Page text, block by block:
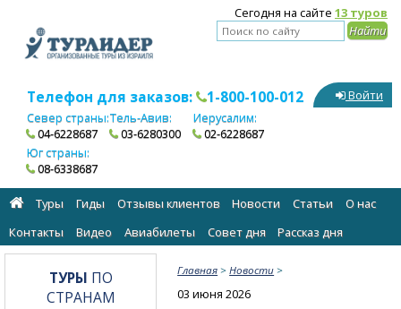
Сегодня на сайте 13 туров
Телефон для заказов: 1-800-100-012
Север страны:
04-6228687
Тель-Авив:
03-6280300
Иерусалим:
02-6228687
Юг страны:
08-6338687
Войти
Туры Гиды Отзывы клиентов Новости Статьи
О нас
Контакты
Видео Авиабилеты Cовет дня Рассказ дня
Главная >Новости >
03 июня 2026
ТУРЫ ПО
СТРАНАМ